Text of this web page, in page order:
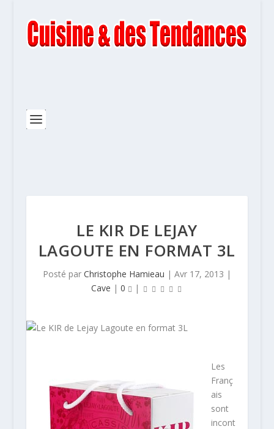
LE KIR DE LEJAY
LAGOUTE EN FORMAT 3L
Posté par Christophe Hamieau | Avr 17, 2013 |
Cave |0 |
Les
Franç
ais
sont
incont